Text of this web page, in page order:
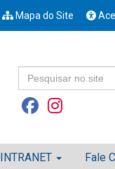
Mapa do Site
INTRANET Fale